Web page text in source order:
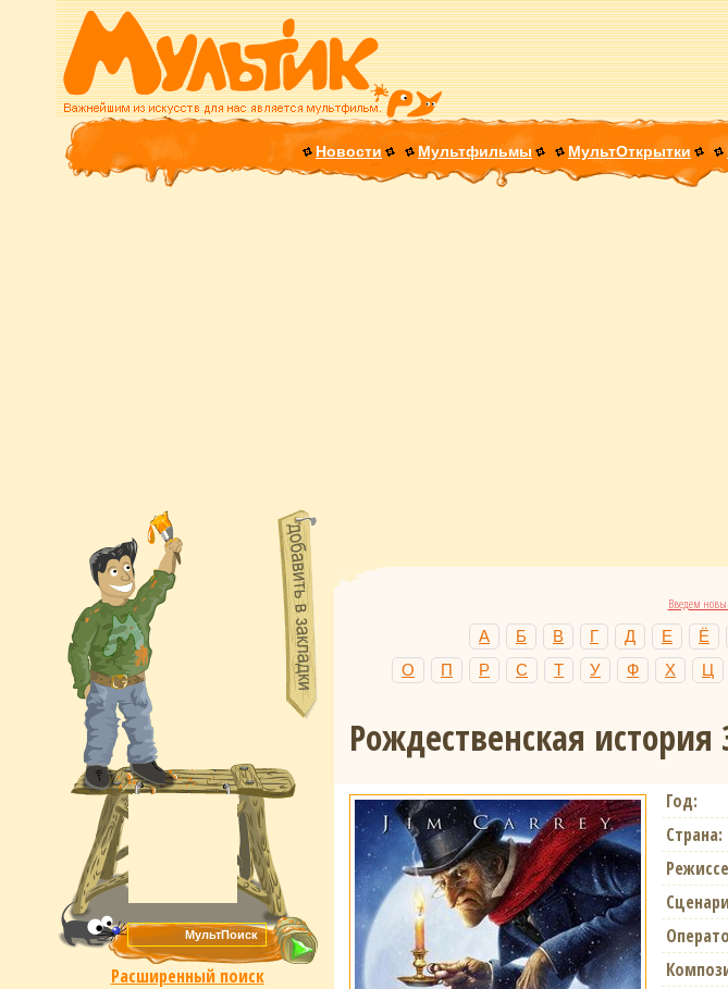
Новости Мультфильмы МультОткрытки
Расширенный поиск
Введем
А Б В Г Д Е Ё
О
П Р С Т У Ф Х Ц
Рождественская история
Год:
Страна: